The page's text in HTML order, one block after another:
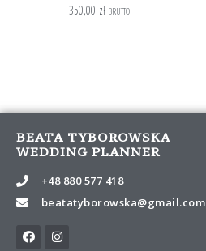
350,00 zł BRUTTO
BEATA TYBOROWSKA
WEDDING PLANNER
+48 880 577 418
beatatyborowska@gmail.com